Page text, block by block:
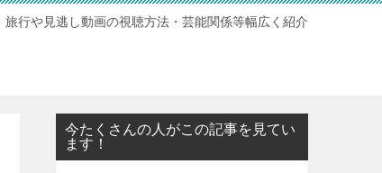
旅行や見逃し動画の視聴方法・芸能関係等幅広く紹介
今たくさんの人がこの記事を見てい
ます！